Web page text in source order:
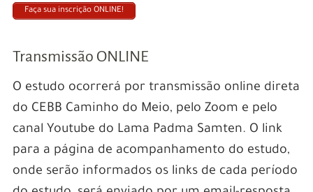
Faça sua inscrição ONLINE!
Transmissão ONLINE
O estudo ocorrerá por transmissão online direta
do CEBB Caminho do Meio, pelo Zoom e pelo
canal Youtube do Lama Padma Samten. O link
para a página de acompanhamento do estudo,
onde serão informados os links de cada período